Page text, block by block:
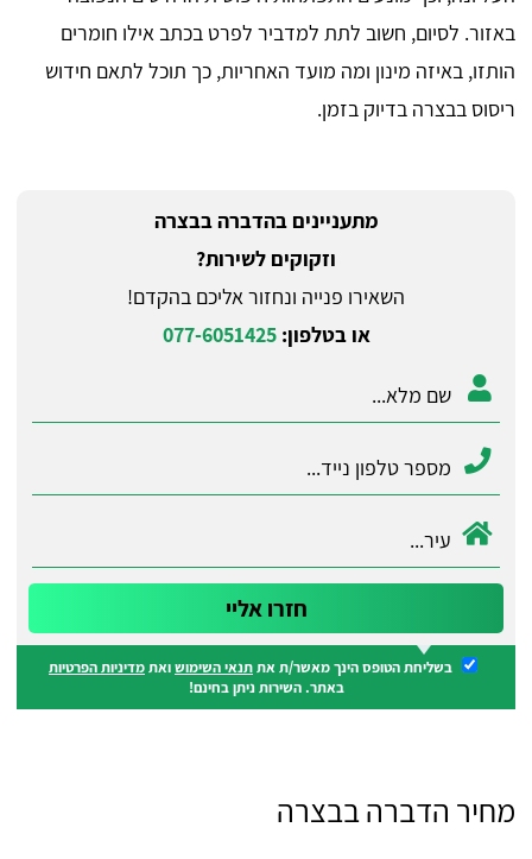
באזור. לסיום, חשוב לתת למדביר לפרט בכתב אילו חומרים
הותזו, באיזה מינון ומה מועד האחריות, כך תוכל לתאם חידוש
ריסוס בבצרה בדיוק בזמן.
מתעניינים בהדברה בבצרה
וזקוקים לשירות?
השאירו פנייה ונחזור אליכם בהקדם!
או בטלפון:077-6051425
בשליחת הטופס הינך מאשר/ת אתתנאי השימושואתמדיניות הפרטיות
באתר. השירות ניתן בחינם!
מחיר הדברה בבצרה